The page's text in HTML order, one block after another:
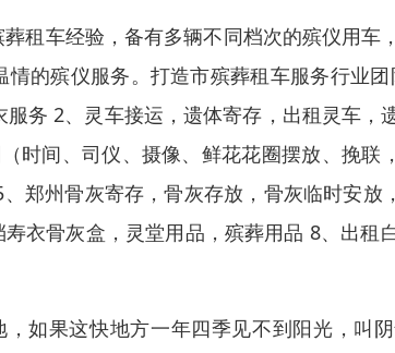
租车经验，备有多辆不同档次的殡仪用车
的殡仪服务。打造市殡葬租车服务行业
务 2、灵车接运，遗体寄存，出租灵车，
时间、司仪、摄像、鲜花花圈摆放、挽联
郑州骨灰寄存，骨灰存放，骨灰临时安放
衣骨灰盒，灵堂用品，殡葬用品 8、出租
如果这快地方一年四季见不到阳光，叫